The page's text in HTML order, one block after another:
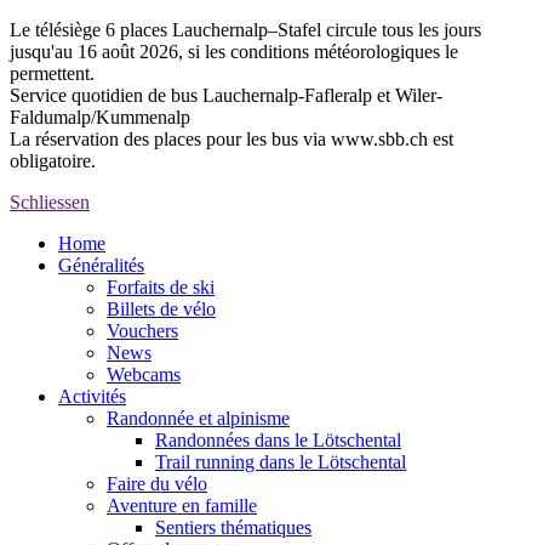
Le télésiège 6 places Lauchernalp–Stafel circule tous les jours
jusqu'au 16 août 2026, si les conditions météorologiques le
permettent.
Service quotidien de bus Lauchernalp-Fafleralp et Wiler-
Faldumalp/Kummenalp
La réservation des places pour les bus via www.sbb.ch est
obligatoire.
Schliessen
Home
Généralités
Forfaits de ski
Billets de vélo
Vouchers
News
Webcams
Activités
Randonnée et alpinisme
Randonnées dans le Lötschental
Trail running dans le Lötschental
Faire du vélo
Aventure en famille
Sentiers thématiques